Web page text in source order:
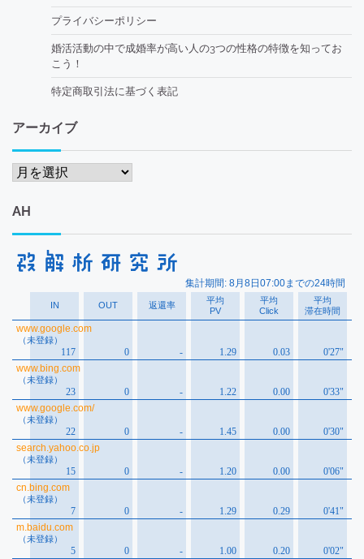
プライバシーポリシー
婚活活動の中で成婚率が高い人の3つの性格の特徴を知ってお
こう！
特定商取引法に基づく表記
アーカイブ
ア
カ
イ
AH